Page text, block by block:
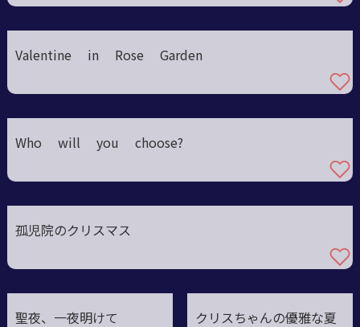
Valentine in Rose Garden
Who will you choose?
孤児院のクリスマス
聖夜、一夜明けて クリスちゃんの優雅な夏